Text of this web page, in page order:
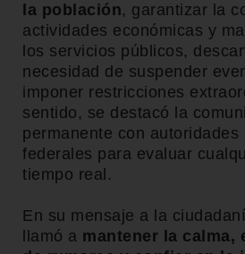
la población, garantizar la
actividades económicas y
los servicios públicos,
necesidad de suspender
imponer restricciones
sentido, se destacó la
permanente con autoridades
federales para evaluar
tiempo real.
En su mensaje a la
llamó a mantener la calma,